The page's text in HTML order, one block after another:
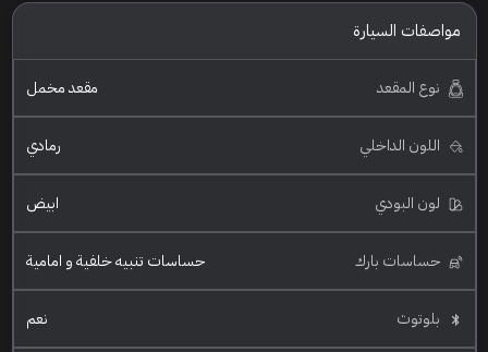
مواصفات السيارة
نوع المقعد مقعد مخمل
اللون الداخلي رمادي
لون البودي ابيض
حساسات بارك حساسات تنبيه خلفية و امامية
بلوتوث نعم